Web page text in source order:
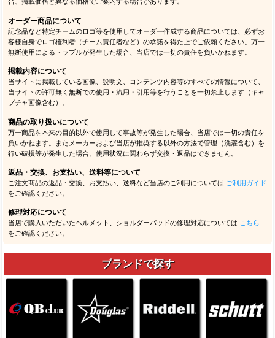
合、掲載価格と異なる価格でご案内する場合があります。
オーダー商品について
記念品など特定チームのロゴ等を使用してオーダー作成する商品については、必ずお
客様自身でロゴ権利者（チーム責任者など）の承諾を得た上でご依頼ください。万一
無断使用によるトラブルが発生した場合、当店では一切の責任を負いかねます。
掲載内容について
当サイトに掲載している画像、説明文、コンテンツ内容等のすべての情報について、
当サイトの許可無く無断での使用・流用・引用等を行うことを一切禁止します（キャ
プチャ画像含む）。
商品の取り扱いについて
万一商品を本来の目的以外で使用して事故等が発生した場合、当店では一切の責任を
負いかねます。またメーカーおよび当店が推奨する以外の方法で管理（洗濯含む）を
行い破損等が発生した場合、使用状況に関わらず交換・返品はできません。
返品・交換、お支払い、送料等について
ご注文商品の返品・交換、お支払い、送料など当店のご利用については ご利用ガイド
をご確認ください。
修理対応について
当店で購入いただいたヘルメット、ショルダーパッドの修理対応については こちら
をご確認ください。
ブランドで探す